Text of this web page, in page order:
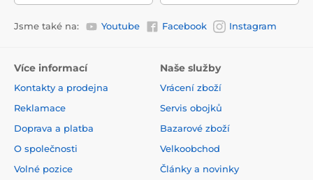
Jsme také na: Youtube Facebook Instagram
Více informací
Kontakty a prodejna
Reklamace
Doprava a platba
O společnosti
Volné pozice
Naše služby
Vrácení zboží
Servis obojků
Bazarové zboží
Velkoobchod
Články a novinky